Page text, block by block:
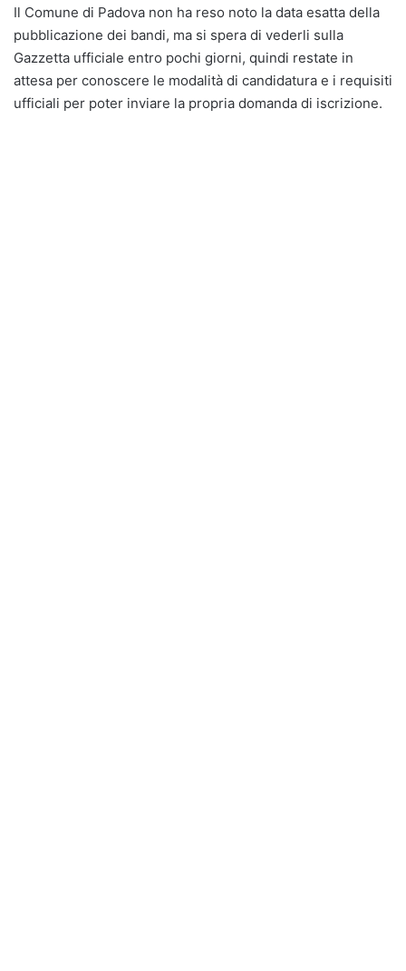
Il Comune di Padova non ha reso noto la data esatta della
pubblicazione dei bandi, ma si spera di vederli sulla
Gazzetta ufficiale entro pochi giorni, quindi restate in
attesa per conoscere le modalità di candidatura e i requisiti
ufficiali per poter inviare la propria domanda di iscrizione.